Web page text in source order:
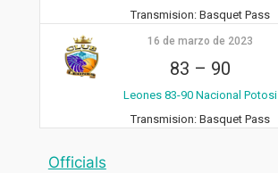
Transmision:Basquet Pass
16 de marzo de 2023
83 – 90
Leones 83-90 Nacional Potosi
Transmision:Basquet Pass
Officials